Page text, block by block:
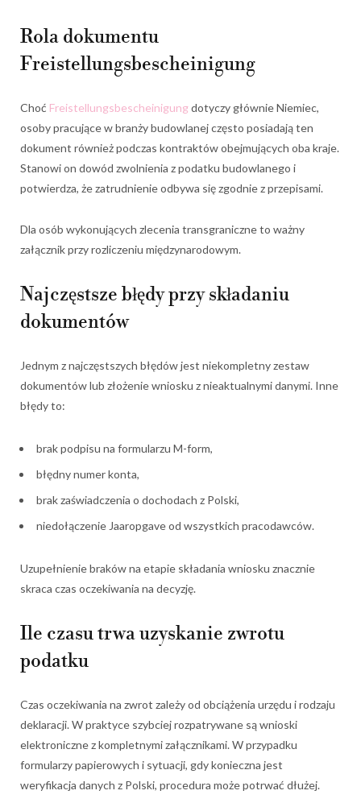
Rola dokumentu
Freistellungsbescheinigung
Choć Freistellungsbescheinigungdotyczy głównie Niemiec,
osoby pracujące w branży budowlanej często posiadają ten
dokument również podczas kontraktów obejmujących oba kraje.
Stanowi on dowód zwolnienia z podatku budowlanego i
potwierdza, że zatrudnienie odbywa się zgodnie z przepisami.
Dla osób wykonujących zlecenia transgraniczne to ważny
załącznik przy rozliczeniu międzynarodowym.
Najczęstsze błędy przy składaniu
dokumentów
Jednym z najczęstszych błędów jest niekompletny zestaw
dokumentów lub złożenie wniosku z nieaktualnymi danymi. Inne
błędy to:
brak podpisu na formularzu M-form,
błędny numer konta,
brak zaświadczenia o dochodach z Polski,
niedołączenie Jaaropgave od wszystkich pracodawców.
Uzupełnienie braków na etapie składania wniosku znacznie
skraca czas oczekiwania na decyzję.
Ile czasu trwa uzyskanie zwrotu
podatku
Czas oczekiwania na zwrot zależy od obciążenia urzędu i rodzaju
deklaracji. W praktyce szybciej rozpatrywane są wnioski
elektroniczne z kompletnymi załącznikami. W przypadku
formularzy papierowych i sytuacji, gdy konieczna jest
weryfikacja danych z Polski, procedura może potrwać dłużej.